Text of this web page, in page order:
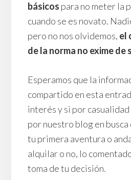
básicos para no meter la
cuando se es novato.
pero no nos olvidemos, el
de la norma no exime de
Esperamos que la
compartido en esta
interés y si por
por nuestro blog en
tu primera aventura o
alquilar o no, lo
toma de tu decisión.